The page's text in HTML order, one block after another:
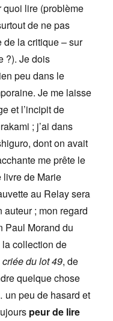
lire (problème
de ne pas
de la critique – sur
?). Je dois
peu dans le
Je me laisse
et l’incipit de
; j’ai dans
dont on avait
me prête le
livre de Marie
au Relay sera
; mon regard
Paul Morand du
collection de
criée du lot 49, de
quelque chose
peu de hasard et
peur de lire